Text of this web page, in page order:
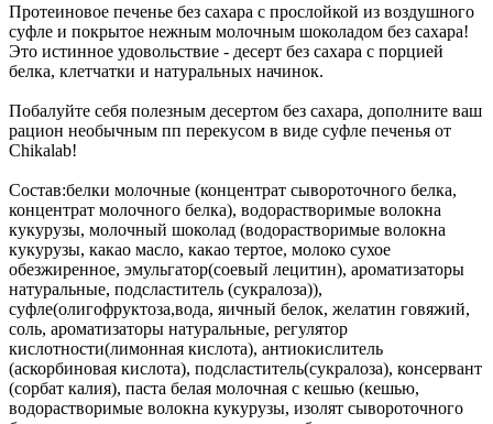
Протеиновое печенье без сахара с прослойкой из воздушного
суфле и покрытое нежным молочным шоколадом без сахара!
Это истинное удовольствие - десерт без сахара с порцией
белка, клетчатки и натуральных начинок.
Побалуйте себя полезным десертом без сахара, дополните ваш
рацион необычным пп перекусом в виде суфле печенья от
Chikalab!
Состав:белки молочные (концентрат сывороточного белка,
концентрат молочного белка), водорастворимые волокна
кукурузы, молочный шоколад (водорастворимые волокна
кукурузы, какао масло, какао тертое, молоко сухое
обезжиренное, эмульгатор(соевый лецитин), ароматизаторы
натуральные, подсластитель (сукралоза)),
суфле(олигофруктоза,вода, яичный белок, желатин говяжий,
соль, ароматизаторы натуральные, регулятор
кислотности(лимонная кислота), антиокислитель
(аскорбиновая кислота), подсластитель(сукралоза), консервант
(сорбат калия), паста белая молочная с кешью (кешью,
водорастворимые волокна кукурузы, изолят сывороточного